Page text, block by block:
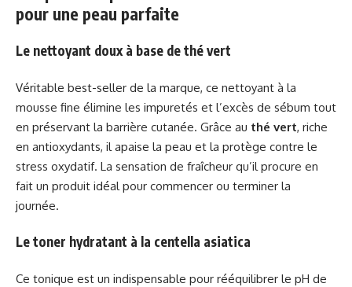
pour une peau parfaite
Le nettoyant doux à base de thé vert
Véritable best-seller de la marque, ce nettoyant à la
mousse fine élimine les impuretés et l’excès de sébum tout
en préservant la barrière cutanée. Grâce au thé vert, riche
en antioxydants, il apaise la peau et la protège contre le
stress oxydatif. La sensation de fraîcheur qu’il procure en
fait un produit idéal pour commencer ou terminer la
journée.
Le toner hydratant à la centella asiatica
Ce tonique est un indispensable pour rééquilibrer le pH de